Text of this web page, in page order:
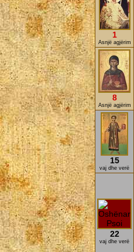
1
Asnjë agjërim
8
Asnjë agjërim
15
vaj dhe verë
22
vaj dhe verë